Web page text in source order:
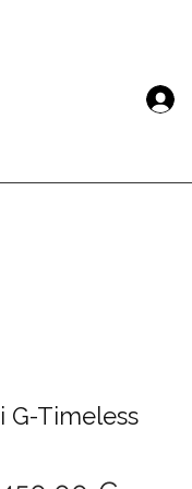
G-Timeless